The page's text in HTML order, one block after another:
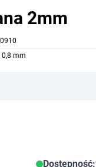
2mm
0,8 mm
Dostępność: